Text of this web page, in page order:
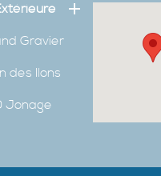
Gravier
des Ilons
Jonage